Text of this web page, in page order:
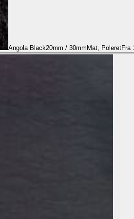
Angola Black20mm / 30mm Mat, PoleretFra